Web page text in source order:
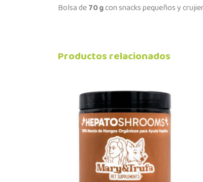
Bolsa de70 gcon snacks pequeños y
Productos relacionados